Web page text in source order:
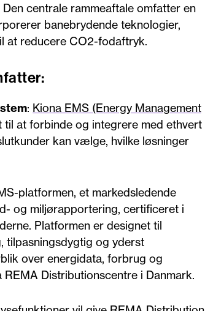
centrale rammeaftale omfatter en
banebrydende teknologier,
at reducere CO2-fodaftryk.
: Kiona EMS (Energy Management
at forbinde og integrere med ethvert
kan vælge, hvilke løsninger
platformen, et markedsledende
og miljørapportering, certificeret i
Platformen er designet til
tilpasningsdygtig og yderst
over energidata, forbrug og
Distributionscentre i Danmark.